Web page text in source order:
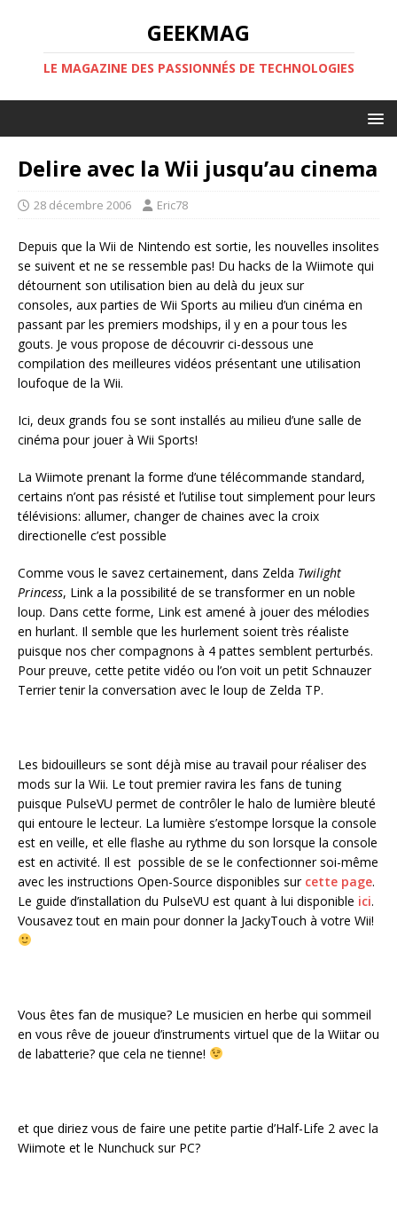
GEEKMAG
LE MAGAZINE DES PASSIONNÉS DE TECHNOLOGIES
Delire avec la Wii jusqu’au cinema
28 décembre 2006 Eric78
Depuis que la Wii de Nintendo est sortie, les nouvelles insolites
se suivent et ne se ressemble pas! Du hacks de la Wiimote qui
détournent son utilisation bien au delà du jeux sur
consoles, aux parties de Wii Sports au milieu d’un cinéma en
passant par les premiers modships, il y en a pour tous les
gouts. Je vous propose de découvrir ci-dessous une
compilation des meilleures vidéos présentant une utilisation
loufoque de la Wii.
Ici, deux grands fou se sont installés au milieu d’une salle de
cinéma pour jouer à Wii Sports!
La Wiimote prenant la forme d’une télécommande standard,
certains n’ont pas résisté et l’utilise tout simplement pour leurs
télévisions: allumer, changer de chaines avec la croix
directionelle c’est possible
Comme vous le savez certainement, dans Zelda Twilight
Princess, Link a la possibilité de se transformer en un noble
loup. Dans cette forme, Link est amené à jouer des mélodies
en hurlant. Il semble que les hurlement soient très réaliste
puisque nos cher compagnons à 4 pattes semblent perturbés.
Pour preuve, cette petite vidéo ou l’on voit un petit Schnauzer
Terrier tenir la conversation avec le loup de Zelda TP.
Les bidouilleurs se sont déjà mise au travail pour réaliser des
mods sur la Wii. Le tout premier ravira les fans de tuning
puisque PulseVU permet de contrôler le halo de lumière bleuté
qui entoure le lecteur. La lumière s’estompe lorsque la console
est en veille, et elle flashe au rythme du son lorsque la console
est en activité. Il est possible de se le confectionner soi-même
avec les instructions Open-Source disponibles sur cette page.
Le guide d’installation du PulseVU est quant à lui disponible ici.
Vousavez tout en main pour donner la JackyTouch à votre Wii!
Vous êtes fan de musique? Le musicien en herbe qui sommeil
en vous rêve de joueur d’instruments virtuel que de la Wiitar ou
de labatterie? que cela ne tienne!
et que diriez vous de faire une petite partie d’Half-Life 2 avec la
Wiimote et le Nunchuck sur PC?